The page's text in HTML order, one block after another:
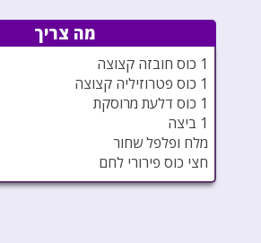
מה צריך
1 כוס חובזה קצוצה
1 כוס פטרוזיליה קצוצה
1 כוס דלעת מרוסקת
1 ביצה
מלח ופלפל שחור
חצי כוס פירורי לחם